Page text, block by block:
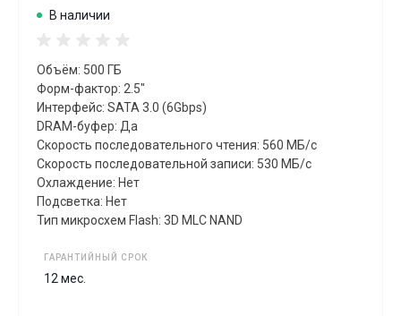
В наличии
Объём: 500 ГБ
Форм-фактор: 2.5"
Интерфейс: SATA 3.0 (6Gbps)
DRAM-буфер: Да
Скорость последовательного чтения: 560 МБ/с
Скорость последовательной записи: 530 МБ/с
Охлаждение: Нет
Подсветка: Нет
Тип микросхем Flash: 3D MLC NAND
ГАРАНТИЙНЫЙ СРОК
12 мес.